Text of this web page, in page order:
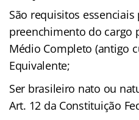
São requisitos essenciais
preenchimento do cargo
Médio Completo (antigo
Equivalente;
Ser brasileiro nato ou
Art. 12 da Constituição